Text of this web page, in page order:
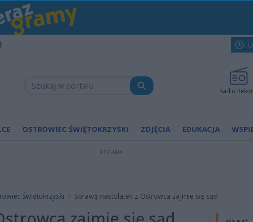
Radio
OSTROWIEC ŚWIĘTOKRZYSKI ZDJĘCIA EDUKACJA
REKLAMA
Świętokrzyski Sprawą nastolatek z Ostrowca zajmie się sąd